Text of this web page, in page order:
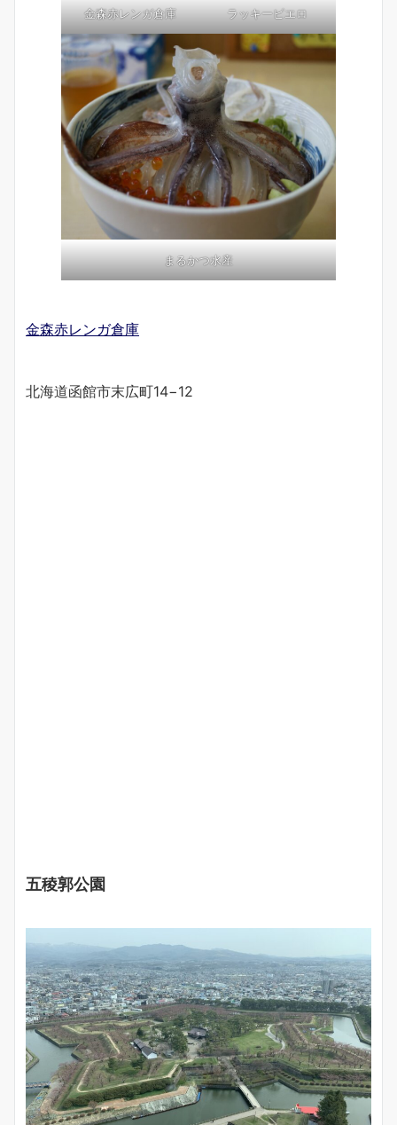
金森赤レンガ倉庫 ラッキーピエロ
まるかつ水産
金森赤レンガ倉庫
北海道函館市末広町14−12
五稜郭公園